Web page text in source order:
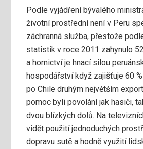
Podle vyjádření bývalého
životní prostřední není v Peru
záchranná služba, přestože
statistik v roce 2011 zahynulo
a hornictví je hnací silou
hospodářství když zajišťuje 60
po Chile druhým největším
pomoc byli povolání jak hasiči,
dvou blízkých dolů. Na
vidět použití jednoduchých
dopravu sutě a hodně využití